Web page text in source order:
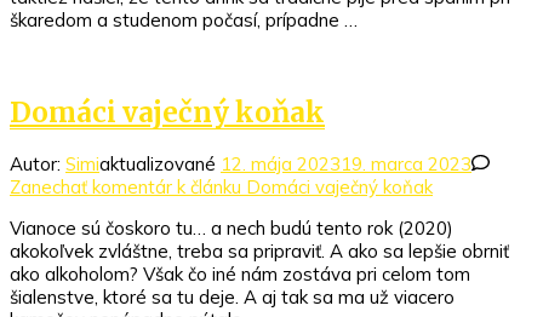
škaredom a studenom počasí, prípadne …
Domáci vaječný koňak
Autor: Simiaktualizované 12. mája 202319. marca 2023
Zanechať komentár k článku Domáci vaječný koňak
Vianoce sú čoskoro tu… a nech budú tento rok (2020)
akokoľvek zvláštne, treba sa pripraviť. A ako sa lepšie obrniť
ako alkoholom? Však čo iné nám zostáva pri celom tom
šialenstve, ktoré sa tu deje. A aj tak sa ma už viacero